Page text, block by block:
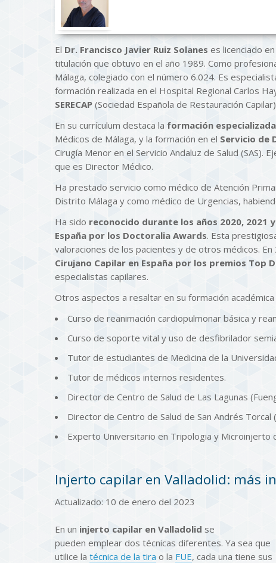
El Dr. Francisco Javier Ruiz Solanes es licenciado
titulación que obtuvo en el año 1989. Como
Málaga, colegiado con el número 6.024. Es
formación realizada en el Hospital Regional Carlos
SERECAP (Sociedad Española de Restauración
En su currículum destaca la formación
Médicos de Málaga, y la formación en el Servicio de
Cirugía Menor en el Servicio Andaluz de Salud (SAS).
que es Director Médico.
Ha prestado servicio como médico de Atención
Distrito Málaga y como médico de Urgencias,
Ha sido reconocido durante los años 2020, 2021
España por los Doctoralia Awards. Esta
valoraciones de los pacientes y de otros médicos.
Cirujano Capilar en España por los premios Top
especialistas capilares.
Otros aspectos a resaltar en su formación
Curso de reanimación cardiopulmonar básica y
Curso de soporte vital y uso de desfibrilador
Tutor de estudiantes de Medicina de la
Tutor de médicos internos residentes.
Director de Centro de Salud de Las Lagunas
Director de Centro de Salud de San Andrés Torcal
Experto Universitario en Tripologia y Microinjerto
Injerto capilar en Valladolid: más
Actualizado: 10 de enero del 2023
En un injerto capilar en Valladolid se
pueden emplear dos técnicas diferentes. Ya sea que
utilice la técnica de la tira o la FUE, cada una tiene sus